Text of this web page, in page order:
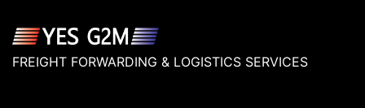
FREIGHT FORWARDING & LOGISTICS SERVICES